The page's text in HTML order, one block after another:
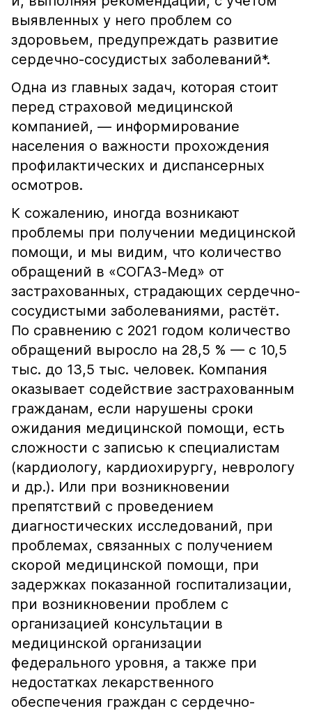
выявленных у него проблем со
здоровьем, предупреждать развитие
сердечно-сосудистых заболеваний*.
Одна из главных задач, которая стоит
перед страховой медицинской
компанией, — информирование
населения о важности прохождения
профилактических и диспансерных
осмотров.
К сожалению, иногда возникают
проблемы при получении медицинской
помощи, и мы видим, что количество
обращений в «СОГАЗ-Мед» от
застрахованных, страдающих сердечно-
сосудистыми заболеваниями, растёт.
По сравнению с 2021 годом количество
обращений выросло на 28,5 % — с 10,5
тыс. до 13,5 тыс. человек. Компания
оказывает содействие застрахованным
гражданам, если нарушены сроки
ожидания медицинской помощи, есть
сложности с записью к специалистам
(кардиологу, кардиохирургу, неврологу
и др.). Или при возникновении
препятствий с проведением
диагностических исследований, при
проблемах, связанных с получением
скорой медицинской помощи, при
задержках показанной госпитализации,
при возникновении проблем с
организацией консультации в
медицинской организации
федерального уровня, а также при
недостатках лекарственного
обеспечения граждан с сердечно-